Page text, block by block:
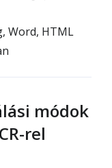
Word, HTML
módok
rel